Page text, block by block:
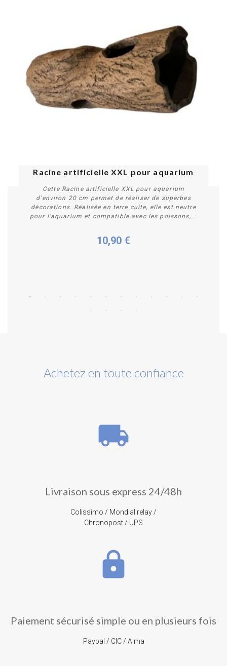
Racine artificielle XXL pour aquarium
Cette Racine artificielle XXL pour aquarium
d'environ 20 cm permet de réaliser de superbes
décorations. Réalisée en terre cuite, elle est neutre
pour l'aquarium et compatible avec les poissons,...
10,90 €
Achetez en toute confiance
local_shipping
Livraison sous express 24/48h
Colissimo / Mondial relay /
Chronopost / UPS
lock
Paiement sécurisé simple ou en plusieurs fois
Paypal / CIC / Alma